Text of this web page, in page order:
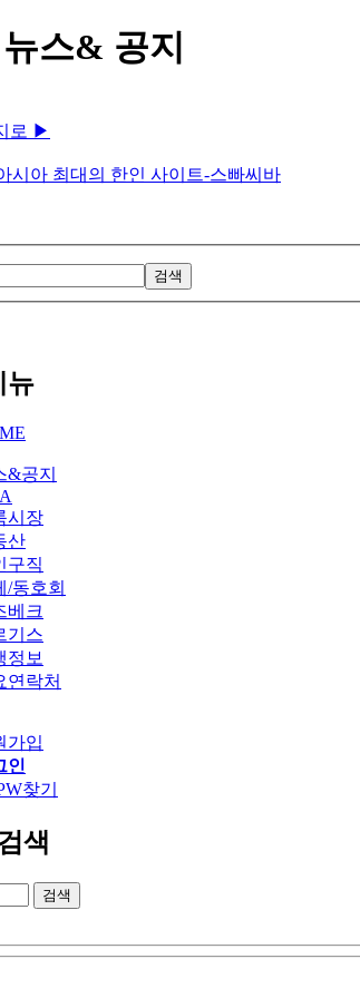
스& 공지
로 ▶
시아 최대의 한인 사이트-스빠씨바
뉴
&공지
시장
산
구직
/동호회
베크
기스
정보
연락처
가입
인
찾기
색